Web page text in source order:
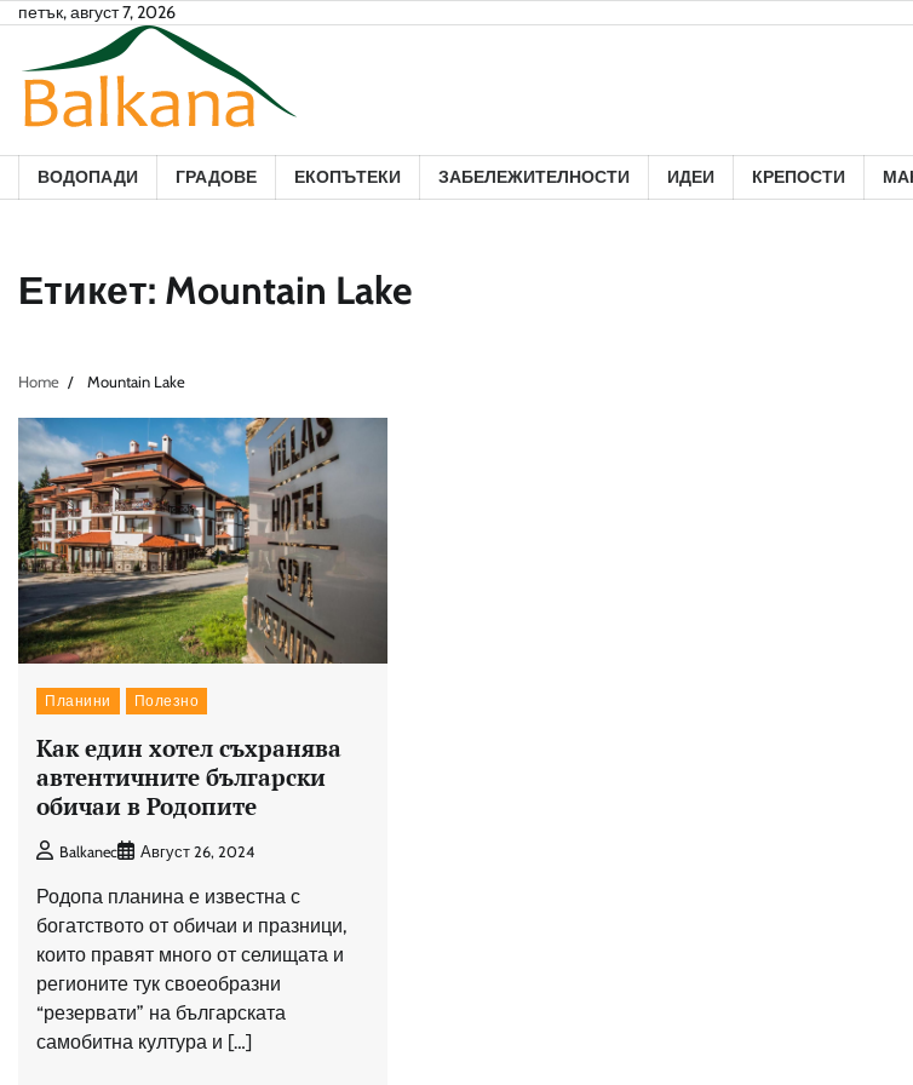
Skip
content
петък, август 7, 2026
ВОДОПАДИ ГРАДОВЕ ЕКОПЪТЕКИ ЗАБЕЛЕЖИТЕЛНОСТИ ИДЕИ КРЕПОСТИ
Етикет: Mountain Lake
Home Mountain Lake
Планини Полезно
Как един хотел съхранява
автентичните български
обичаи в Родопите
Balkanec Август 26, 2024
Родопа планина е известна с
богатството от обичаи и празници,
които правят много от селищата и
регионите тук своеобразни
“резервати” на българската
самобитна култура и […]